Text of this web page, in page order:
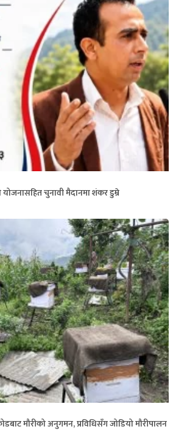
चुनावी मैदानमा शंकर डुम्रे
मौरीको अनुगमन, प्रविधिसँग जोडियो मौरीपालन